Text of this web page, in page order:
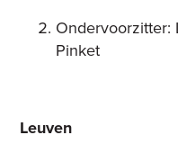
Ondervoorzitter:
Pinket
Leuven